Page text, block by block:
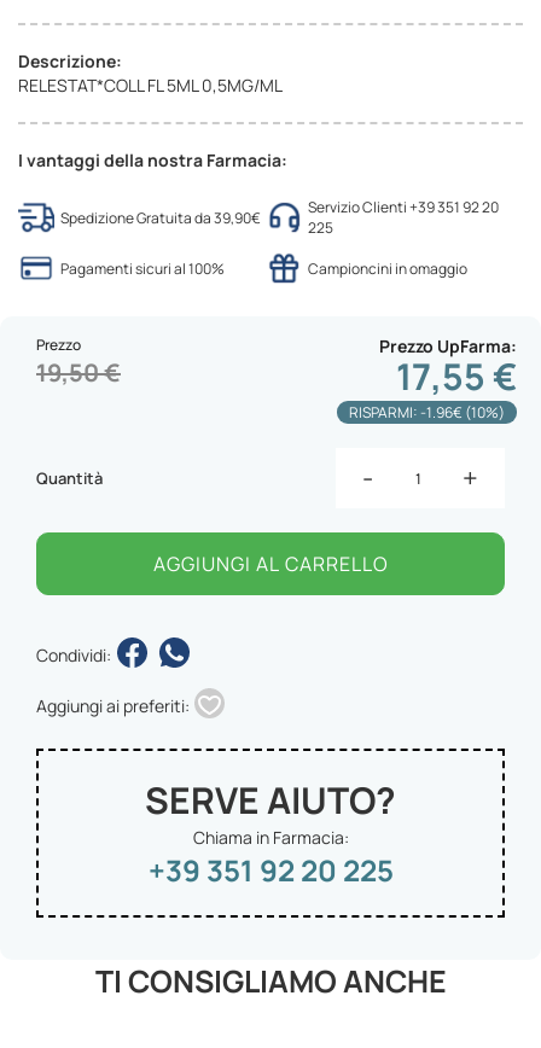
Descrizione:
RELESTAT*COLL FL 5ML 0,5MG/ML
I vantaggi della nostra Farmacia:
Spedizione Gratuita da 39,90€
Servizio Clienti +39 351 92 20
225
Pagamenti sicuri al 100%
Campioncini in omaggio
Prezzo UpFarma
17,55 €
Prezzo
19,50 €
RISPARMI: -1.96€ (10%)
Quantità - +
AGGIUNGI AL CARRELLO
Condividi:
Aggiungi ai preferiti:
SERVE AIUTO?
Chiama in Farmacia:
+39 351 92 20 225
TI CONSIGLIAMO ANCHE